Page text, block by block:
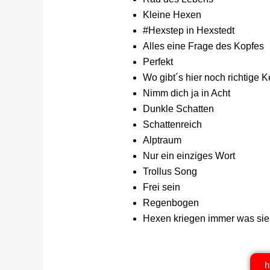
Kleine Hexen
#Hexstep in Hexstedt
Alles eine Frage des Kopfes
Perfekt
Wo gibt´s hier noch richtige
Nimm dich ja in Acht
Dunkle Schatten
Schattenreich
Alptraum
Nur ein einziges Wort
Trollus Song
Frei sein
Regenbogen
Hexen kriegen immer was sie